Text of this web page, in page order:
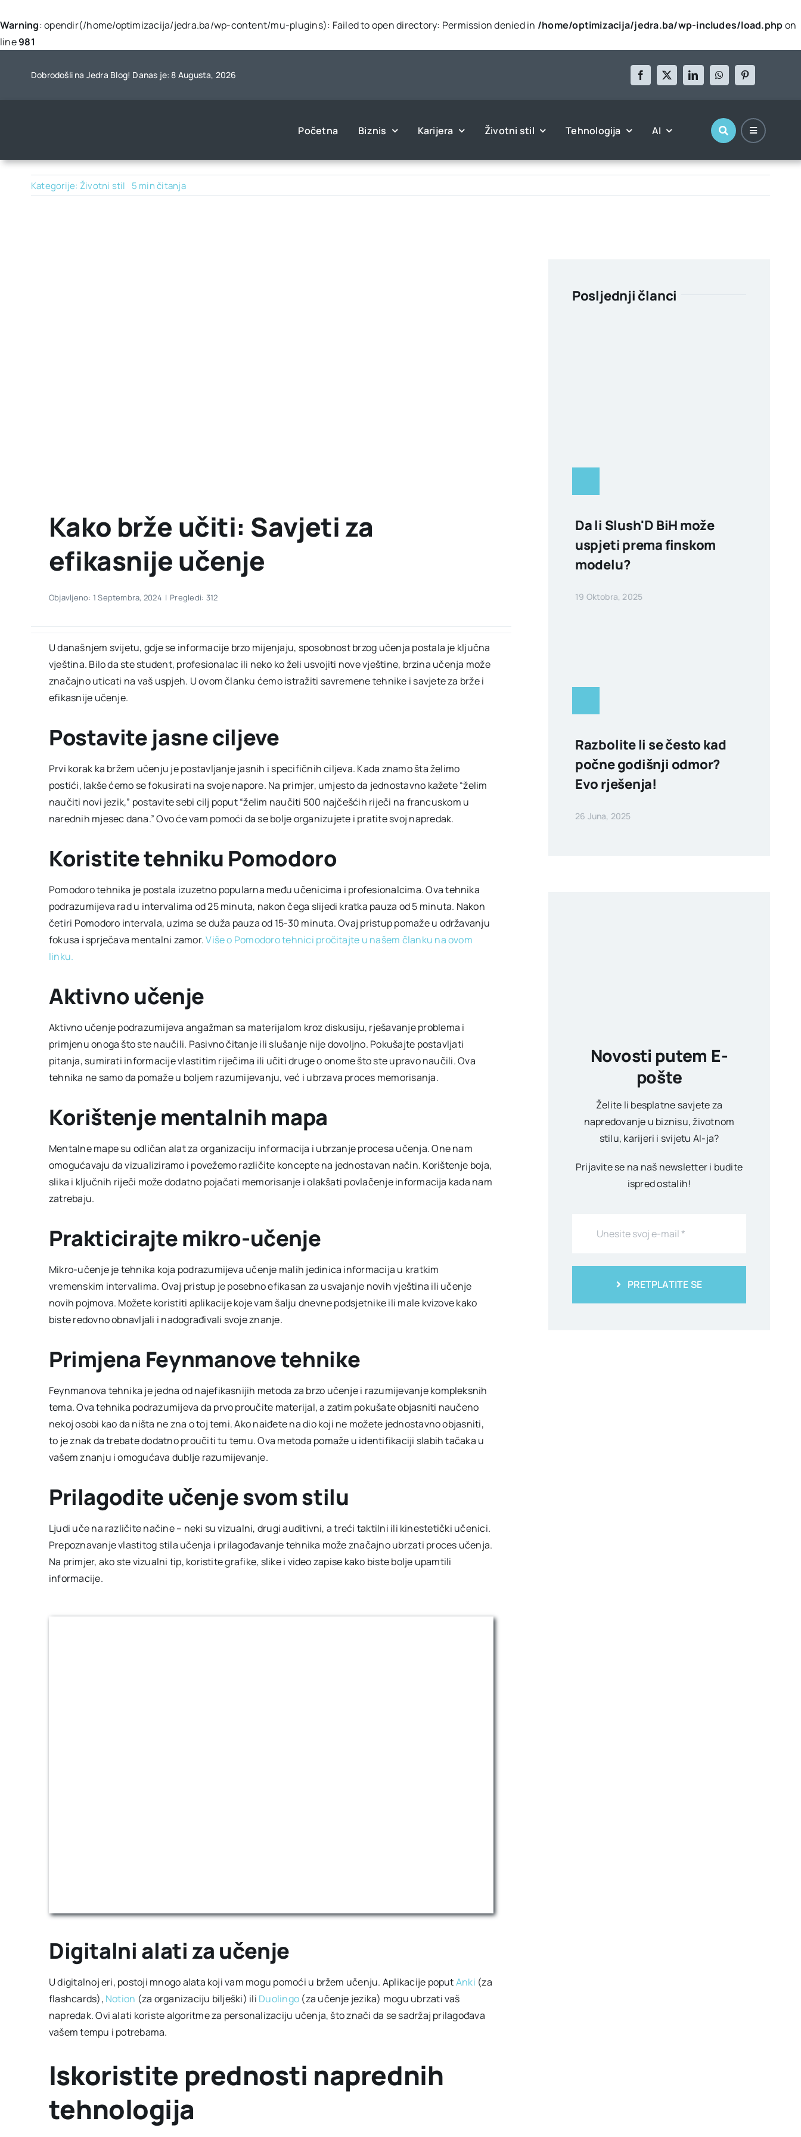
Warning: opendir(/home/optimizacija/jedra.ba/wp-content/mu-plugins): Failed to open directory: Permission denied in /home/optimizacija/jedra.ba/wp-includes/load.phpon
line981
Dobrodošli na Jedra Blog! Danas je: 8 Augusta, 2026
Početna Biznis Karijera Životni stil Tehnologija AI
Kategorije: Životni stil 5 min čitanja
Kako brže učiti: Savjeti za
efikasnije učenje
Objavljeno: 1 Septembra, 2024 | Pregledi: 312
U današnjem svijetu, gdje se informacije brzo mijenjaju, sposobnost brzog učenja postala je ključna
vještina. Bilo da ste student, profesionalac ili neko ko želi usvojiti nove vještine, brzina učenja može
značajno uticati na vaš uspjeh. U ovom članku ćemo istražiti savremene tehnike i savjete za brže i
efikasnije učenje.
Postavite jasne ciljeve
Prvi korak ka bržem učenju je postavljanje jasnih i specifičnih ciljeva. Kada znamo šta želimo
postići, lakše ćemo se fokusirati na svoje napore. Na primjer, umjesto da jednostavno kažete “želim
naučiti novi jezik,” postavite sebi cilj poput “želim naučiti 500 najčešćih riječi na francuskom u
narednih mjesec dana.” Ovo će vam pomoći da se bolje organizujete i pratite svoj napredak.
Koristite tehniku Pomodoro
Pomodoro tehnika je postala izuzetno popularna među učenicima i profesionalcima. Ova tehnika
podrazumijeva rad u intervalima od 25 minuta, nakon čega slijedi kratka pauza od 5 minuta. Nakon
četiri Pomodoro intervala, uzima se duža pauza od 15-30 minuta. Ovaj pristup pomaže u održavanju
fokusa i sprječava mentalni zamor.Više o Pomodoro tehnici pročitajte u našem članku na ovom
linku.
Aktivno učenje
Aktivno učenje podrazumijeva angažman sa materijalom kroz diskusiju, rješavanje problema i
primjenu onoga što ste naučili. Pasivno čitanje ili slušanje nije dovoljno. Pokušajte postavljati
pitanja, sumirati informacije vlastitim riječima ili učiti druge o onome što ste upravo naučili. Ova
tehnika ne samo da pomaže u boljem razumijevanju, već i ubrzava proces memorisanja.
Korištenje mentalnih mapa
Mentalne mape su odličan alat za organizaciju informacija i ubrzanje procesa učenja. One nam
omogućavaju da vizualiziramo i povežemo različite koncepte na jednostavan način. Korištenje boja,
slika i ključnih riječi može dodatno pojačati memorisanje i olakšati povlačenje informacija kada nam
zatrebaju.
Prakticirajte mikro-učenje
Mikro-učenje je tehnika koja podrazumijeva učenje malih jedinica informacija u kratkim
vremenskim intervalima. Ovaj pristup je posebno efikasan za usvajanje novih vještina ili učenje
novih pojmova. Možete koristiti aplikacije koje vam šalju dnevne podsjetnike ili male kvizove kako
biste redovno obnavljali i nadograđivali svoje znanje.
Primjena Feynmanove tehnike
Feynmanova tehnika je jedna od najefikasnijih metoda za brzo učenje i razumijevanje kompleksnih
tema. Ova tehnika podrazumijeva da prvo proučite materijal, a zatim pokušate objasniti naučeno
nekoj osobi kao da ništa ne zna o toj temi. Ako naiđete na dio koji ne možete jednostavno objasniti,
to je znak da trebate dodatno proučiti tu temu. Ova metoda pomaže u identifikaciji slabih tačaka u
vašem znanju i omogućava dublje razumijevanje.
Prilagodite učenje svom stilu
Ljudi uče na različite načine – neki su vizualni, drugi auditivni, a treći taktilni ili kinestetički učenici.
Prepoznavanje vlastitog stila učenja i prilagođavanje tehnika može značajno ubrzati proces učenja.
Na primjer, ako ste vizualni tip, koristite grafike, slike i video zapise kako biste bolje upamtili
informacije.
Digitalni alati za učenje
U digitalnoj eri, postoji mnogo alata koji vam mogu pomoći u bržem učenju. Aplikacije poputAnki (za
flashcards), Notion (za organizaciju bilješki) ili Duolingo (za učenje jezika) mogu ubrzati vaš
napredak. Ovi alati koriste algoritme za personalizaciju učenja, što znači da se sadržaj prilagođava
vašem tempu i potrebama.
Iskoristite prednosti naprednih
tehnologija
Posljednji članci
Da li Slush'D BiH može
uspjeti prema finskom
modelu?
19 Oktobra, 2025
Razbolite li se često kad
počne godišnji odmor?
Evo rješenja!
26 Juna, 2025
Novosti putem E-
pošte
Želite li besplatne savjete za
napredovanje u biznisu, životnom
stilu, karijeri i svijetu AI-ja?
Prijavite se na naš newsletter i budite
ispred ostalih!
PRETPLATITE SE